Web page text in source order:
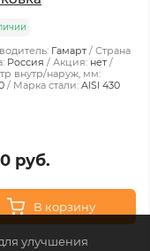
Гамарт
Страна
Россия Акция: нет
внутр/наруж, мм:
Марка стали: AISI 430
руб.
В корзину
улучшения